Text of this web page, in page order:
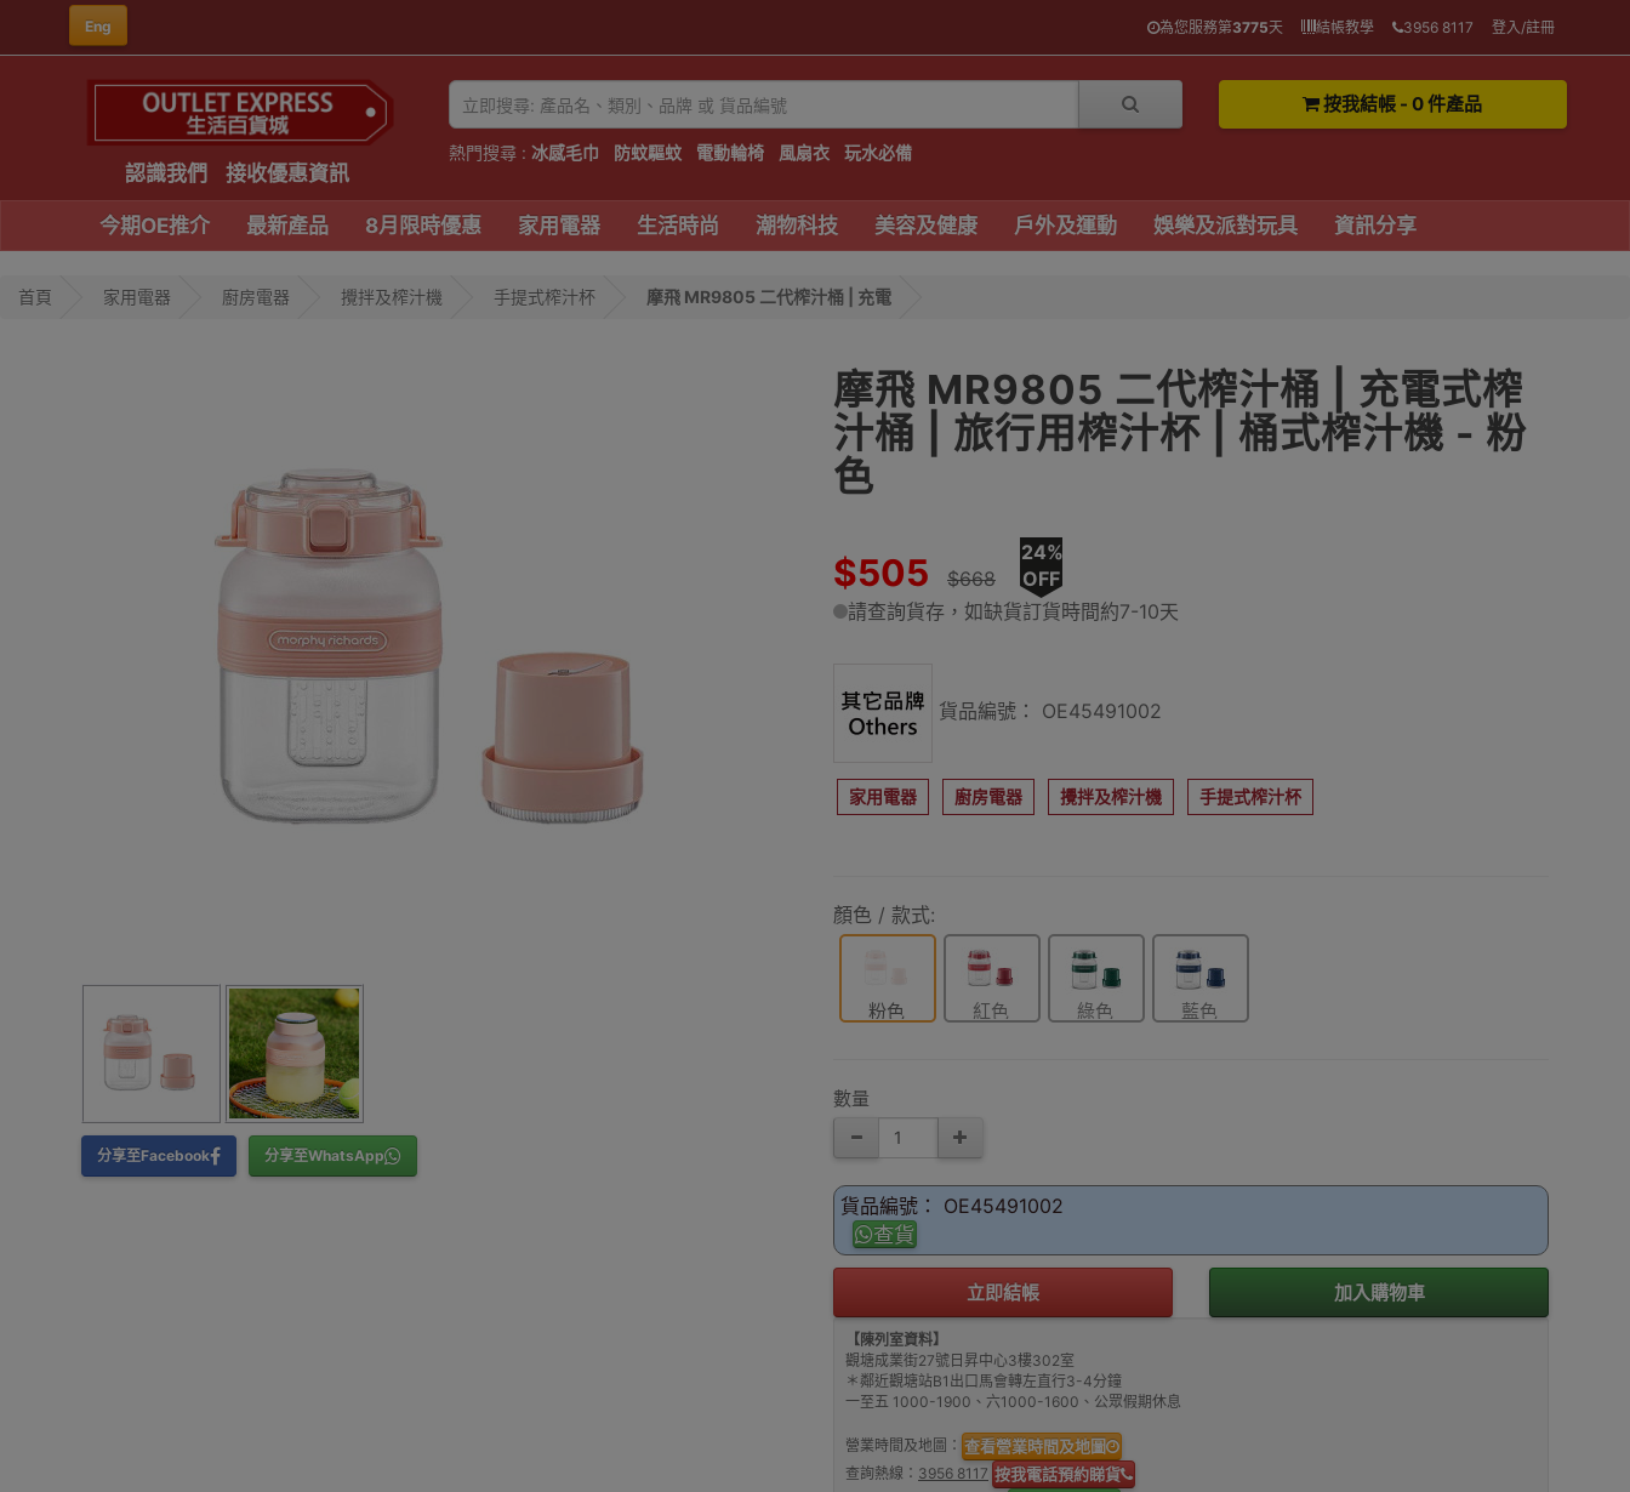
Eng 為您服務第3775天 結帳教學 3956 8117 登入/註冊
認識我們 接收優惠資訊
熱門搜尋 : 冰感毛巾 防蚊驅蚊 電動輪椅 風扇衣 玩水必備
按我結帳 - 0 件產品
今期OE推介 最新產品 8月限時優惠 家用電器 生活時尚 潮物科技 美容及健康 戶外及運動 娛樂及派對玩具 資訊分享
首頁 家用電器 廚房電器 攪拌及榨汁機 手提式榨汁杯 摩飛 MR9805 二代榨汁桶 | 充電
分享至Facebook 分享至WhatsApp
摩飛 MR9805 二代榨汁桶 | 充電式榨
汁桶 | 旅行用榨汁杯 | 桶式榨汁機 - 粉
色
$505 $668
24%
OFF
請查詢貨存，如缺貨訂貨時間約7-10天
貨品編號： OE45491002
家用電器 廚房電器 攪拌及榨汁機 手提式榨汁杯
顏色 / 款式:
粉色 紅色 綠色 藍色
數量
貨品編號： OE45491002
查貨
立即結帳 加入購物車
【陳列室資料】
觀塘成業街27號日昇中心3樓302室
＊鄰近觀塘站B1出口馬會轉左直行3-4分鐘
一至五 1000-1900、六1000-1600、公眾假期休息
營業時間及地圖： 查看營業時間及地圖
查詢熱線： 3956 8117 按我電話預約睇貨